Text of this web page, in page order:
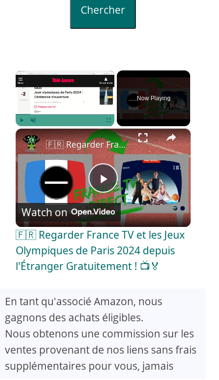
Chercher
×
Play Unmute Fullscreen
Now Playing
×
P
l
a
V
i
d
🇫🇷 Regarder France TV et les Jeux Olympiques de Paris 2024 depuis l'Étranger Gratuitement ! 📺🏅
Watch on
🇫🇷 Regarder France TV et les Jeux
Olympiques de Paris 2024 depuis
l'Étranger Gratuitement ! 📺🏅
En tant qu'associé Amazon, nous
gagnons des achats éligibles.
Nous obtenons une commission sur les
ventes provenant de nos liens sans frais
supplémentaires pour vous, jamais